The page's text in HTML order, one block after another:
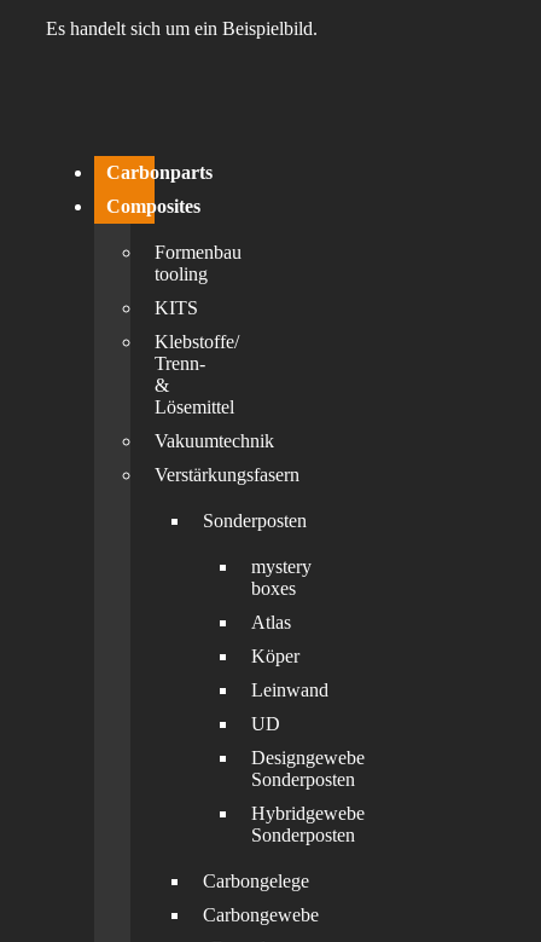
Es handelt sich um ein Beispielbild.
Carbonparts
Composites
Formenbau
tooling
KITS
Klebstoffe/
Trenn-
&
Lösemittel
Vakuumtechnik
Verstärkungsfasern
Sonderposten
mystery
boxes
Atlas
Köper
Leinwand
UD
Designgewebe
Sonderposten
Hybridgewebe
Sonderposten
Carbongelege
Carbongewebe